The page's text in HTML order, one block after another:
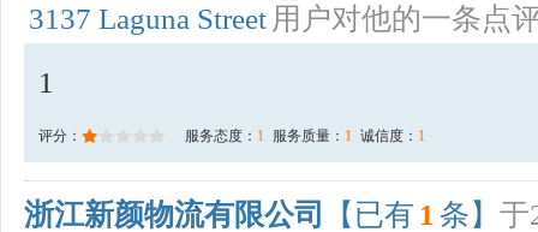
3137 Laguna Street 用户对他的一条点
1
评分： 服务态度： 1 服务质量： 1 诚信度： 1
浙江新颜物流有限公司 【已有 1 条】 于